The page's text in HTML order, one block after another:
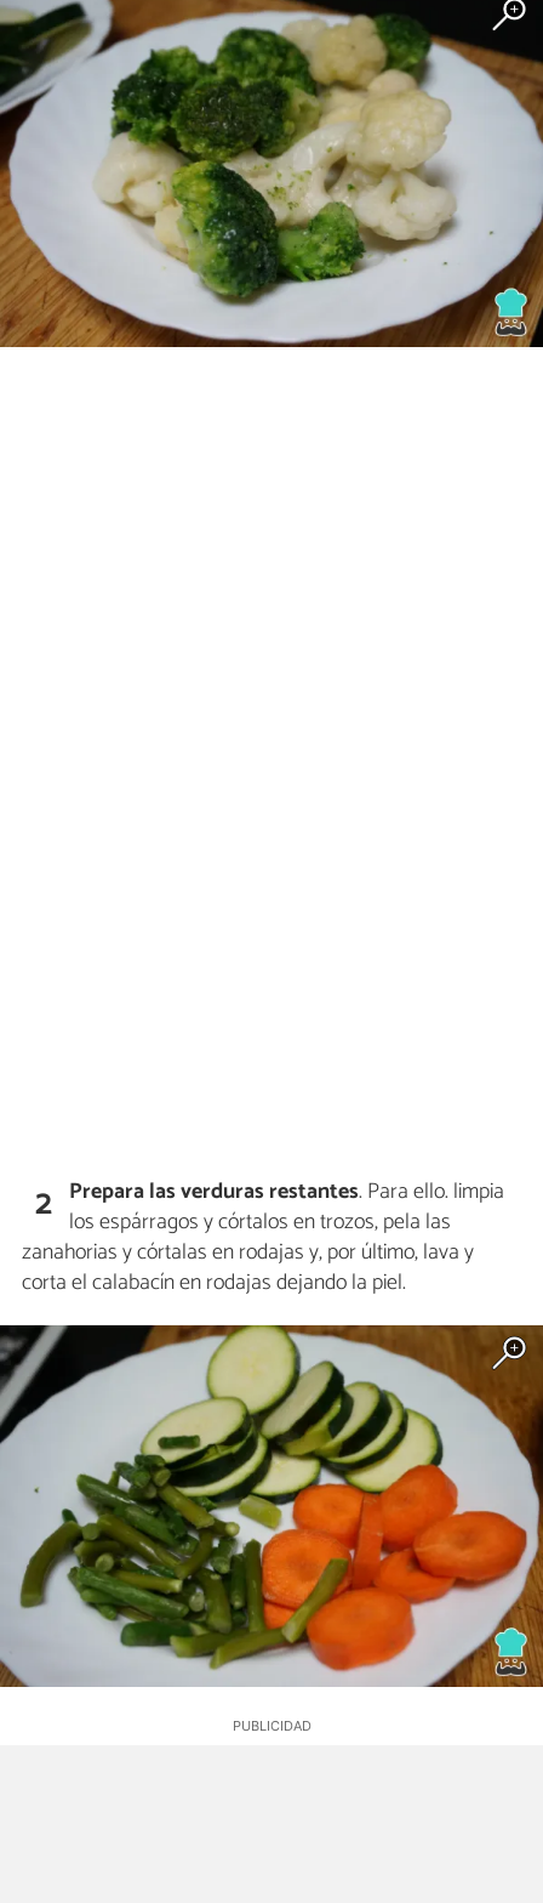
2 Prepara las verduras restantes. Para ello. limpia
los espárragos y córtalos en trozos, pela las
zanahorias y córtalas en rodajas y, por último, lava y
corta el calabacín en rodajas dejando la piel.